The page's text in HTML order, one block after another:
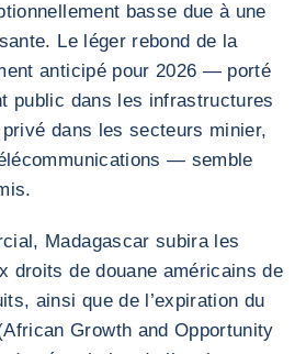
basse due à une
Le léger rebond de la
anticipé pour 2026 — porté
public dans les infrastructures
dans les secteurs minier,
— semble
Madagascar subira les
droits de douane américains de
ainsi que de l’expiration du
Growth and Opportunity